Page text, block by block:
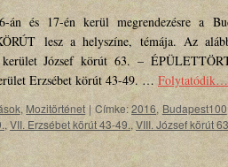
án és 17-én kerül megrendezésre a
lesz a helyszíne, témája. Az
József körút 63. –
Erzsébet körút 43-49. …
, Mozitörténet | Címke: 2016, Budapest100
, VII. Erzsébet körút 43-49., VIII. József körút